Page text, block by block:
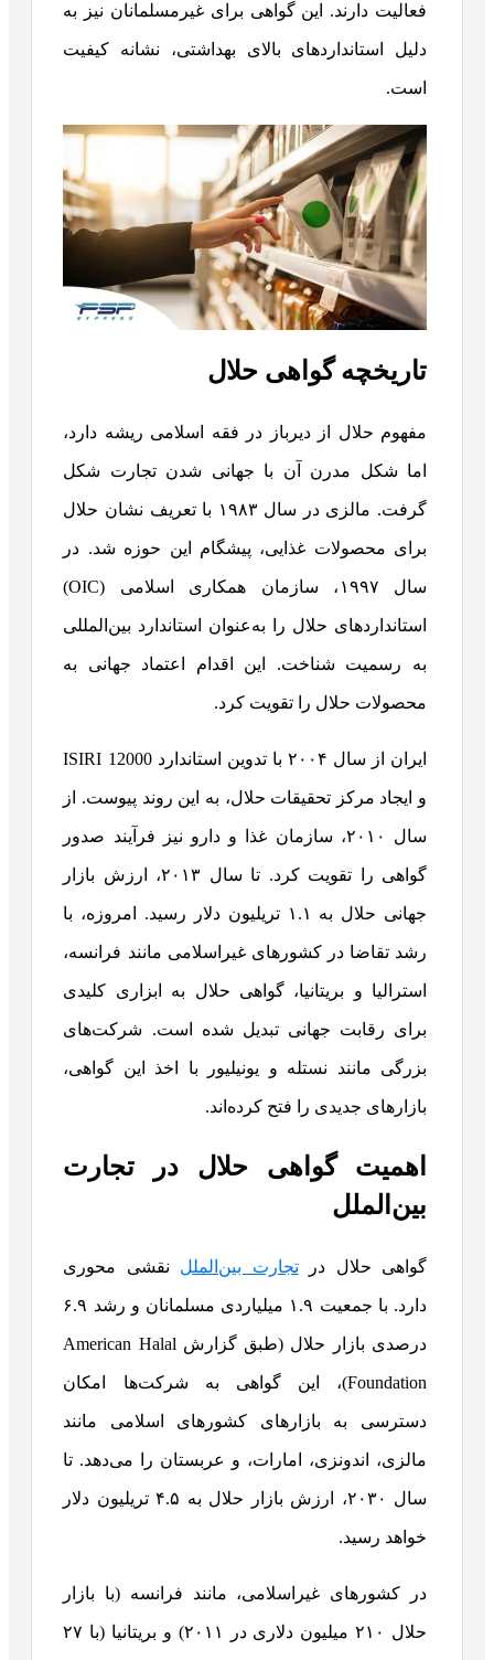
فعالیت دارند. این گواهی برای غیرمسلمانان نیز به
دلیل استانداردهای بالای بهداشتی، نشانه کیفیت
است.
تاریخچه گواهی حلال
مفهوم حلال از دیرباز در فقه اسلامی ریشه دارد،
اما شکل مدرن آن با جهانی شدن تجارت شکل
گرفت. مالزی در سال ۱۹۸۳ با تعریف نشان حلال
برای محصولات غذایی، پیشگام این حوزه شد. در
سال ۱۹۹۷، سازمان همکاری اسلامی (OIC)
استانداردهای حلال را به‌عنوان استاندارد بین‌المللی
به رسمیت شناخت. این اقدام اعتماد جهانی به
محصولات حلال را تقویت کرد.
ایران از سال ۲۰۰۴ با تدوین استاندارد ISIRI 12000
و ایجاد مرکز تحقیقات حلال، به این روند پیوست. از
سال ۲۰۱۰، سازمان غذا و دارو نیز فرآیند صدور
گواهی را تقویت کرد. تا سال ۲۰۱۳، ارزش بازار
جهانی حلال به ۱.۱ تریلیون دلار رسید. امروزه، با
رشد تقاضا در کشورهای غیراسلامی مانند فرانسه،
استرالیا و بریتانیا، گواهی حلال به ابزاری کلیدی
برای رقابت جهانی تبدیل شده است. شرکت‌های
بزرگی مانند نستله و یونیلیور با اخذ این گواهی،
بازارهای جدیدی را فتح کرده‌اند.
اهمیت گواهی حلال در تجارت
بین‌الملل
گواهی حلال درتجارت بین‌الملل نقشی محوری
دارد. با جمعیت ۱.۹ میلیاردی مسلمانان و رشد ۶.۹
درصدی بازار حلال (طبق گزارش American Halal
Foundation)، این گواهی به شرکت‌ها امکان
دسترسی به بازارهای کشورهای اسلامی مانند
مالزی، اندونزی، امارات، و عربستان را می‌دهد. تا
سال ۲۰۳۰، ارزش بازار حلال به ۴.۵ تریلیون دلار
خواهد رسید.
در کشورهای غیراسلامی، مانند فرانسه (با بازار
حلال ۲۱۰ میلیون دلاری در ۲۰۱۱) و بریتانیا (با ۲۷